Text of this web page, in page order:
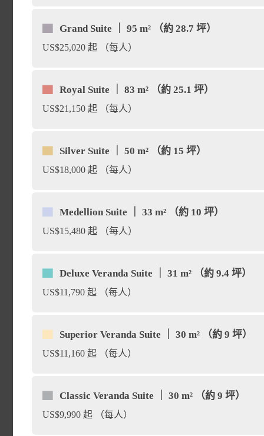
印象深刻的火山。我們將
鳥，如納斯卡鰹鳥、藍腳
甚至礁鯊的蹤影。此外，
獅：在海灘上曬太陽的加
找陰涼處的海狗。
費南迪納島（Isla
許多是活火山，每隔幾年
觀，讓弱翅鸕鶿在此地築
鵝。 費南迪納島也是最大
以看到百余條海洋鬣蜥聚
鬣蜥、大鼠飯和海獅。
人鯨、海豚於深海中嘻戲。
冠軍島（Champion
的四個海洋景點之一，提
裡通常可以看到鯊魚、魟
橡皮艇巡遊期間，不僅可
鳥等海鳥，還可以看到稀
Mockingbird）。
place 鸕鶿岬（Punta
然保護聯盟（IUCN） 共同
家、志工等於此進行研究
觀並了解動物生態知識，
海龜復育中心（Fausto
生態保育能有更深入的瞭
坑洞，大坑洞是陸鬣蜥休
place蓋伊福克斯（Guy
形同天然的消波塊，能夠
個生機盎然的地方。 這些
種海洋無脊椎動物，如海
一個色彩繽紛的深水浮潛
了巨大的魚群聚集，此外
伊福克斯是最令人興奮的
間數：1 間 | 面積：約
福利：免費 Premium Wifi
Grand Suite ｜ 95 m² （約 28.7 坪）
US$25,020 起 （每人）
間數：1 間 | 面積：約
福利：免費 Premium Wifi
Royal Suite ｜ 83 m² （約 25.1 坪）
US$21,150 起 （每人）
間數：1 間 | 面積：約
福利：免費 Premium Wifi
Silver Suite ｜ 50 m² （約 15 坪）
US$18,000 起 （每人）
間數：2 間 | 面積：約
福利：免費 Premium Wifi
Medellion Suite ｜ 33 m² （約 10 坪）
US$15,480 起 （每人）
間數：1 間 | 面積：約
福利：免費 Premium Wifi
Deluxe Veranda Suite ｜ 31 m² （約 9.4 坪）
US$11,790 起 （每人）
間數：7 間 | 面積：9.4
特殊福利：免費 Standard
Superior Veranda Suite ｜ 30 m² （約 9 坪）
US$11,160 起 （每人）
間數：16 間 | 面積：
Classic Veranda Suite ｜ 30 m² （約 9 坪）
US$9,990 起 （每人）